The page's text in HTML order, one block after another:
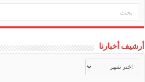
أرشيف أخبارنا
أرشيف
أخبارنا